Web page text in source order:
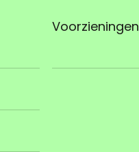
Voorzieningen